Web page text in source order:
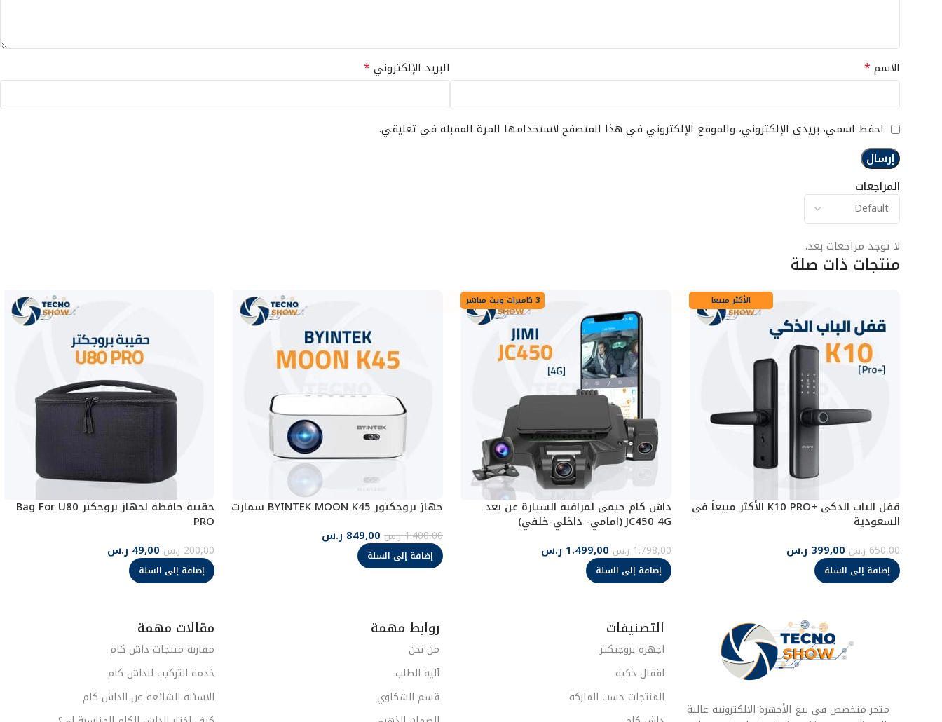
المراجعات
لا توجد مراجعات بعد.
الاسم * البريد الإلكتروني *
احفظ اسمي، بريدي الإلكتروني، والموقع الإلكتروني في هذا المتصفح لاستخدامها المرة المقبلة في تعليقي.
منتجات ذات صلة
قفل الباب الذكي +K10 PRO الأكثر مبيعاً في
السعودية
650,00 ر.س 399,00 ر.س
إضافة إلى السلة
الأكثر مبيعا
داش كام جيمي لمراقبة السيارة عن بعد
JC450 4G (امامي- داخلي-خلفي)
1.798,00 ر.س 1.499,00 ر.س
إضافة إلى السلة
3 كاميرات وبث مباشر
جهاز بروجكتور BYINTEK MOON K45 سمارت
1.400,00 ر.س 849,00 ر.س
إضافة إلى السلة
حقيبة حافظة لجهاز بروجكتر Bag For U80
PRO
200,00 ر.س 49,00 ر.س
إضافة إلى السلة
متجر متخصص في بيع الأجهزة الالكترونية عالية
التصنيفات
اجهزة بروجيكتر
اقفال ذكية
المنتجات حسب الماركة
روابط مهمة
من نحن
آلية الطلب
قسم الشكاوي
مقالات مهمة
مقارنة منتجات داش كام
خدمة التركيب للداش كام
الاسئلة الشائعة عن الداش كام